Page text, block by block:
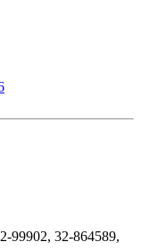
99902, 32-864589,